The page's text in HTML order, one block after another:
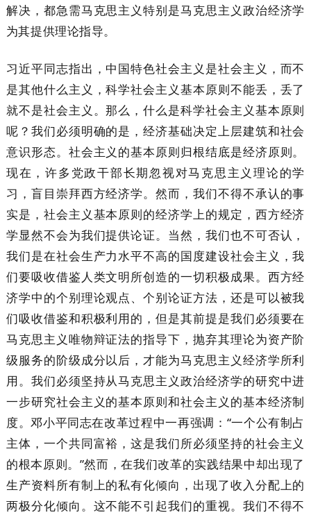
解决，都急需马克思主义特别是马克思主义政治经济学
为其提供理论指导。
习近平同志指出，中国特色社会主义是社会主义，而不
是其他什么主义，科学社会主义基本原则不能丢，丢了
就不是社会主义。那么，什么是科学社会主义基本原则
呢？我们必须明确的是，经济基础决定上层建筑和社会
意识形态。社会主义的基本原则归根结底是经济原则。
现在，许多党政干部长期忽视对马克思主义理论的学
习，盲目崇拜西方经济学。然而，我们不得不承认的事
实是，社会主义基本原则的经济学上的规定，西方经济
学显然不会为我们提供论证。当然，我们也不可否认，
我们是在社会生产力水平不高的国度建设社会主义，我
们要吸收借鉴人类文明所创造的一切积极成果。西方经
济学中的个别理论观点、个别论证方法，还是可以被我
们吸收借鉴和积极利用的，但是其前提是我们必须要在
马克思主义唯物辩证法的指导下，抛弃其理论为资产阶
级服务的阶级成分以后，才能为马克思主义经济学所利
用。我们必须坚持从马克思主义政治经济学的研究中进
一步研究社会主义的基本原则和社会主义的基本经济制
度。邓小平同志在改革过程中一再强调：“一个公有制占
主体，一个共同富裕，这是我们所必须坚持的社会主义
的根本原则。”然而，在我们改革的实践结果中却出现了
生产资料所有制上的私有化倾向，出现了收入分配上的
两极分化倾向。这不能不引起我们的重视。我们不得不